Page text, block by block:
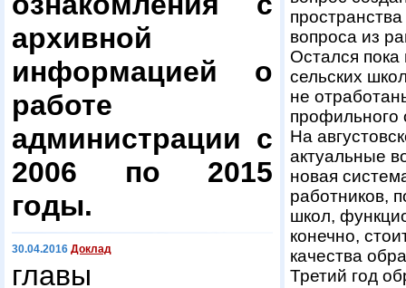
архивной
информацией о
работе
администрации с
2006 по 2015
годы.
30.04.2016 Доклад
главы
вопроса из
Остался
сельских
не
профильного
На
актуальные
новая
работников,
школ,
конечно,
качества
Третий год